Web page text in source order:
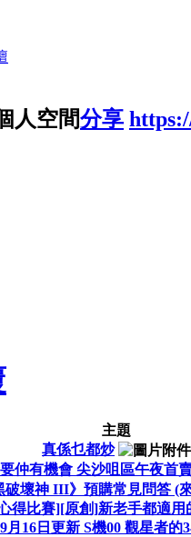
人空間分享
主題
真係乜都炒
仲有機會 尖沙咀區午夜首
破壞神 III》預購常見問答 (
得比賽][原創]新老手都適用
月16日更新 S機00 觀星者的